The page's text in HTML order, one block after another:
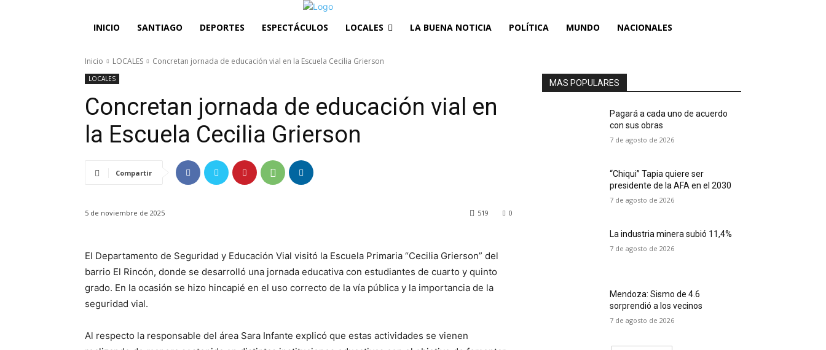
INICIO SANTIAGO DEPORTES ESPECTÁCULOS LOCALES LA BUENA NOTICIA POLÍTICA MUNDO NACIONALES
Inicio LOCALES Concretan jornada de educación vial en la Escuela Cecilia Grierson
LOCALES
Concretan jornada de educación vial en
la Escuela Cecilia Grierson
Compartir
5 de noviembre de 2025 0
519
El Departamento de Seguridad y Educación Vial visitó la Escuela Primaria “Cecilia Grierson” del
barrio El Rincón, donde se desarrolló una jornada educativa con estudiantes de cuarto y quinto
grado. En la ocasión se hizo hincapié en el uso correcto de la vía pública y la importancia de la
seguridad vial.
Al respecto la responsable del área Sara Infante explicó que estas actividades se vienen
MAS POPULARES
Pagará a cada uno de acuerdo
con sus obras
7 de agosto de 2026
“Chiqui” Tapia quiere ser
presidente de la AFA en el 2030
7 de agosto de 2026
La industria minera subió 11,4%
7 de agosto de 2026
Mendoza: Sismo de 4.6
sorprendió a los vecinos
7 de agosto de 2026